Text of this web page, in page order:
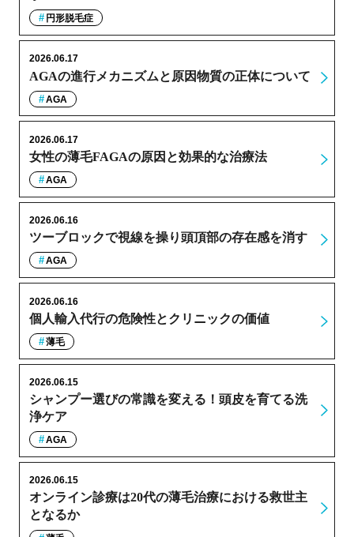
円形脱毛症
AGAの進行メカニズムと原因物質の正体について
2026.06.17
AGA
女性の薄毛FAGAの原因と効果的な治療法
2026.06.17
AGA
ツーブロックで視線を操り頭頂部の存在感を消す
2026.06.16
AGA
個人輸入代行の危険性とクリニックの価値
2026.06.16
薄毛
シャンプー選びの常識を変える！頭皮を育てる洗
浄ケア
2026.06.15
AGA
オンライン診療は20代の薄毛治療における救世主
となるか
2026.06.15